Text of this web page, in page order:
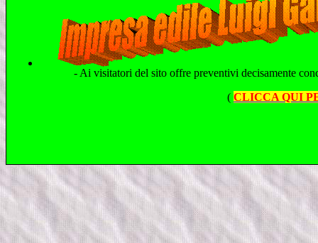
- Ai visitatori del sito offre preventivi decisamente
( CLICCA QUI